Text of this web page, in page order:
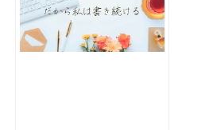
ランの先輩がいるとよい
理由 こんにちは。コーヒ